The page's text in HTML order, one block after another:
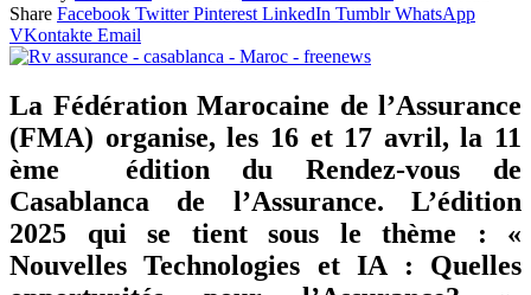
Share Facebook Twitter Pinterest LinkedIn Tumblr WhatsApp
VKontakte Email
La Fédération Marocaine de l’Assurance
(FMA) organise, les 16 et 17 avril, la 11
ème édition du Rendez-vous de
Casablanca de l’Assurance. L’édition
2025 qui se tient sous le thème : «
Nouvelles Technologies et IA : Quelles